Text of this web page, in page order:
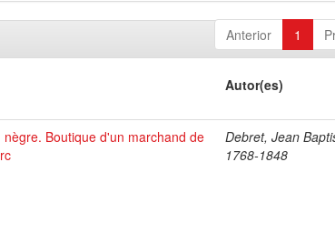
Anterior 1
Autor(es)
nègre. Boutique d'un marchand de
Debret, Jean
1768-1848